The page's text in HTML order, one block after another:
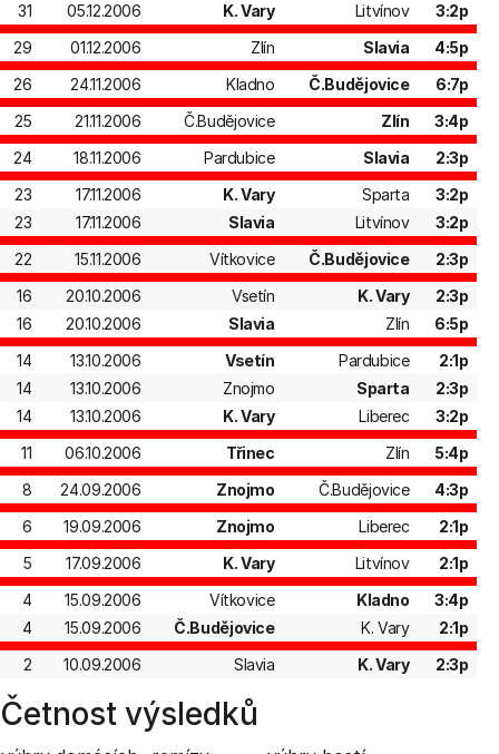
31
05.12.2006 K. Vary Litvínov
3:2p
29
01.12.2006 Zlín Slavia
4:5p
26
24.11.2006 Kladno Č.Budějovice
6:7p
25
21.11.2006 Č.Budějovice Zlín
3:4p
24
18.11.2006 Pardubice Slavia
2:3p
23
17.11.2006 K. Vary Sparta
3:2p
23
17.11.2006 Slavia Litvínov
3:2p
22
15.11.2006 Vítkovice Č.Budějovice
2:3p
16
20.10.2006 Vsetín K. Vary
2:3p
16
20.10.2006 Slavia Zlín
6:5p
14
13.10.2006 Vsetín Pardubice
2:1p
14
13.10.2006 Znojmo Sparta
2:3p
14
13.10.2006 K. Vary Liberec
3:2p
11
06.10.2006 Třinec Zlín
5:4p
8
24.09.2006 Znojmo Č.Budějovice
4:3p
6
19.09.2006 Znojmo Liberec
2:1p
5
17.09.2006 K. Vary Litvínov
2:1p
4
15.09.2006 Vítkovice Kladno
3:4p
4
15.09.2006 Č.Budějovice K. Vary
2:1p
2
10.09.2006 Slavia K. Vary 2:3p
Četnost výsledků